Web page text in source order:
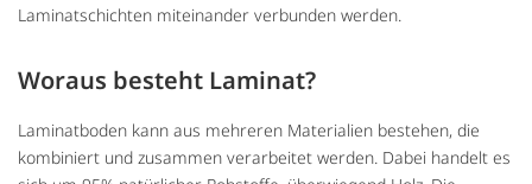
Laminatschichten miteinander verbunden werden.
Woraus besteht Laminat?
Laminatboden kann aus mehreren Materialien bestehen, die
kombiniert und zusammen verarbeitet werden. Dabei handelt es